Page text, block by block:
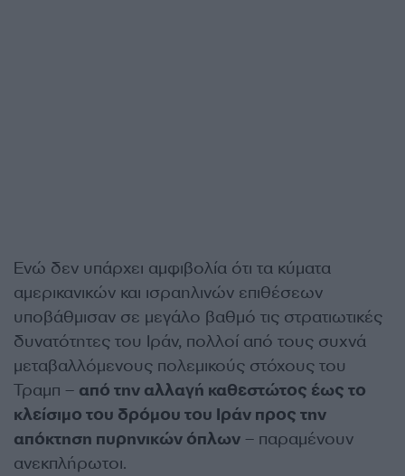
Ενώ δεν υπάρχει αμφιβολία ότι τα κύματα
αμερικανικών και ισραηλινών επιθέσεων
υποβάθμισαν σε μεγάλο βαθμό τις στρατιωτικές
δυνατότητες του Ιράν, πολλοί από τους συχνά
μεταβαλλόμενους πολεμικούς στόχους του
Τραμπ – από την αλλαγή καθεστώτος έως το
κλείσιμο του δρόμου του Ιράν προς την
απόκτηση πυρηνικών όπλων – παραμένουν
ανεκπλήρωτοι.